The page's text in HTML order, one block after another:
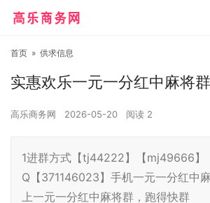
首页 » 供求信息
实惠欢乐一元一分红中麻将群
高乐商务网 2026-05-20 阅读 2
1进群方式【tj44222】【mj49666】
Q【371146023】手机一元一分红中
上一元一分红中麻将群，跑得快群